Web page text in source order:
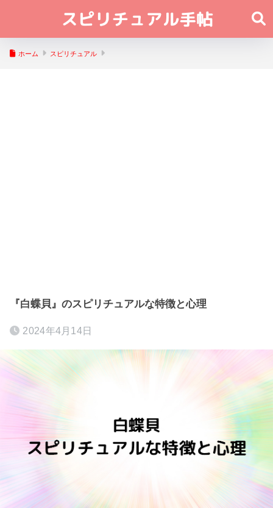
ホーム スピリチュアル
『白蝶貝』のスピリチュアルな特徴と心理
2024年4月14日